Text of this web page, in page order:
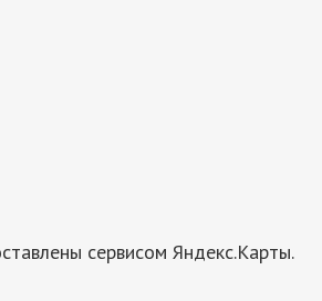
сервисом Яндекс.Карты.